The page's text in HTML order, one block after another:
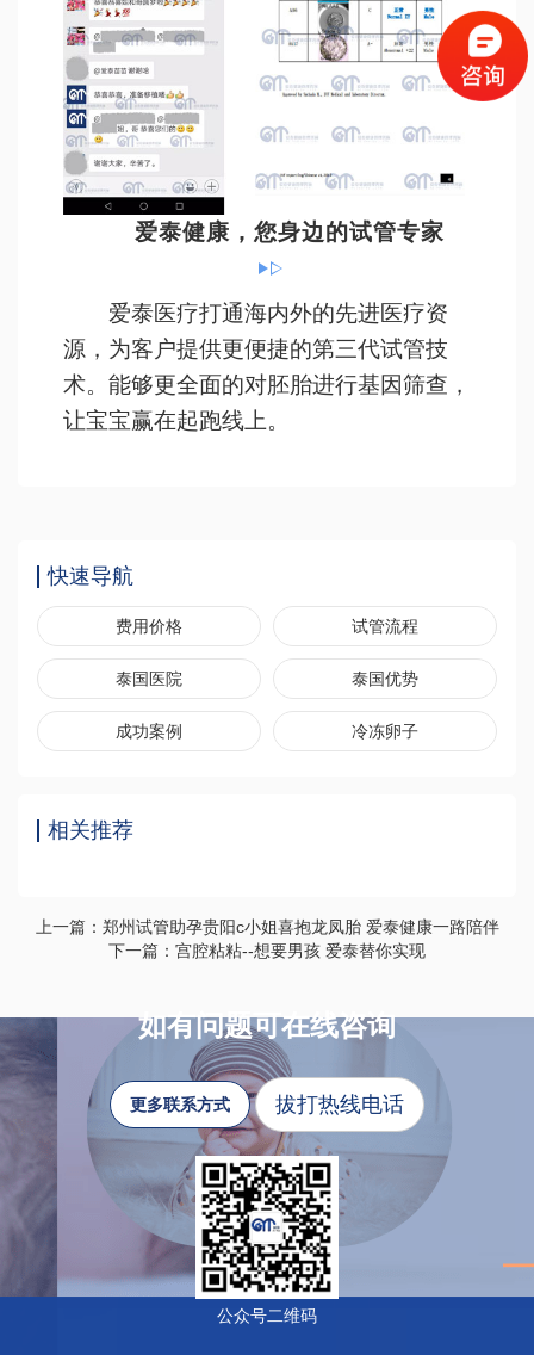
爱泰健康，您身边的试管专家
爱泰医疗打通海内外的先进医疗资
源，为客户提供更便捷的第三代试管技
术。能够更全面的对胚胎进行基因筛查，
让宝宝赢在起跑线上。
快速导航
费用价格 试管流程
泰国医院 泰国优势
成功案例 冷冻卵子
相关推荐
上一篇：郑州试管助孕贵阳c小姐喜抱龙凤胎 爱泰健康一路陪伴
下一篇：宫腔粘粘--想要男孩 爱泰替你实现
如有问题可在线咨询
更多联系方式 拔打热线电话
公众号二维码